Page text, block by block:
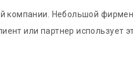
компании. Небольшой
или партнер использует